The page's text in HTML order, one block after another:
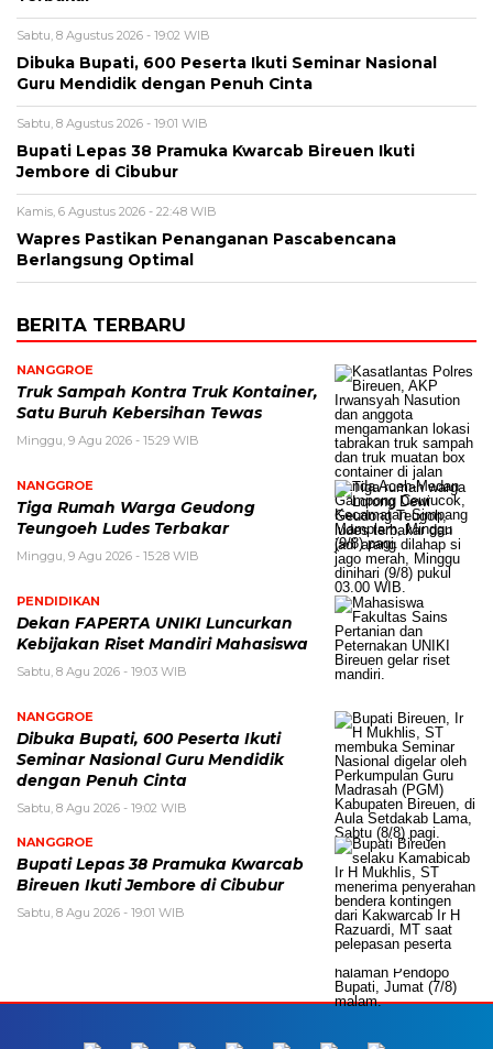
Sabtu, 8 Agustus 2026 - 19:02 WIB
Dibuka Bupati, 600 Peserta Ikuti Seminar Nasional
Guru Mendidik dengan Penuh Cinta
Sabtu, 8 Agustus 2026 - 19:01 WIB
Bupati Lepas 38 Pramuka Kwarcab Bireuen Ikuti
Jembore di Cibubur
Kamis, 6 Agustus 2026 - 22:48 WIB
Wapres Pastikan Penanganan Pascabencana
Berlangsung Optimal
BERITA TERBARU
NANGGROE
Truk Sampah Kontra Truk Kontainer,
Satu Buruh Kebersihan Tewas
Minggu, 9 Agu 2026 - 15:29 WIB
NANGGROE
Tiga Rumah Warga Geudong
Teungoeh Ludes Terbakar
Minggu, 9 Agu 2026 - 15:28 WIB
PENDIDIKAN
Dekan FAPERTA UNIKI Luncurkan
Kebijakan Riset Mandiri Mahasiswa
Sabtu, 8 Agu 2026 - 19:03 WIB
NANGGROE
Dibuka Bupati, 600 Peserta Ikuti
Seminar Nasional Guru Mendidik
dengan Penuh Cinta
Sabtu, 8 Agu 2026 - 19:02 WIB
NANGGROE
Bupati Lepas 38 Pramuka Kwarcab
Bireuen Ikuti Jembore di Cibubur
Sabtu, 8 Agu 2026 - 19:01 WIB